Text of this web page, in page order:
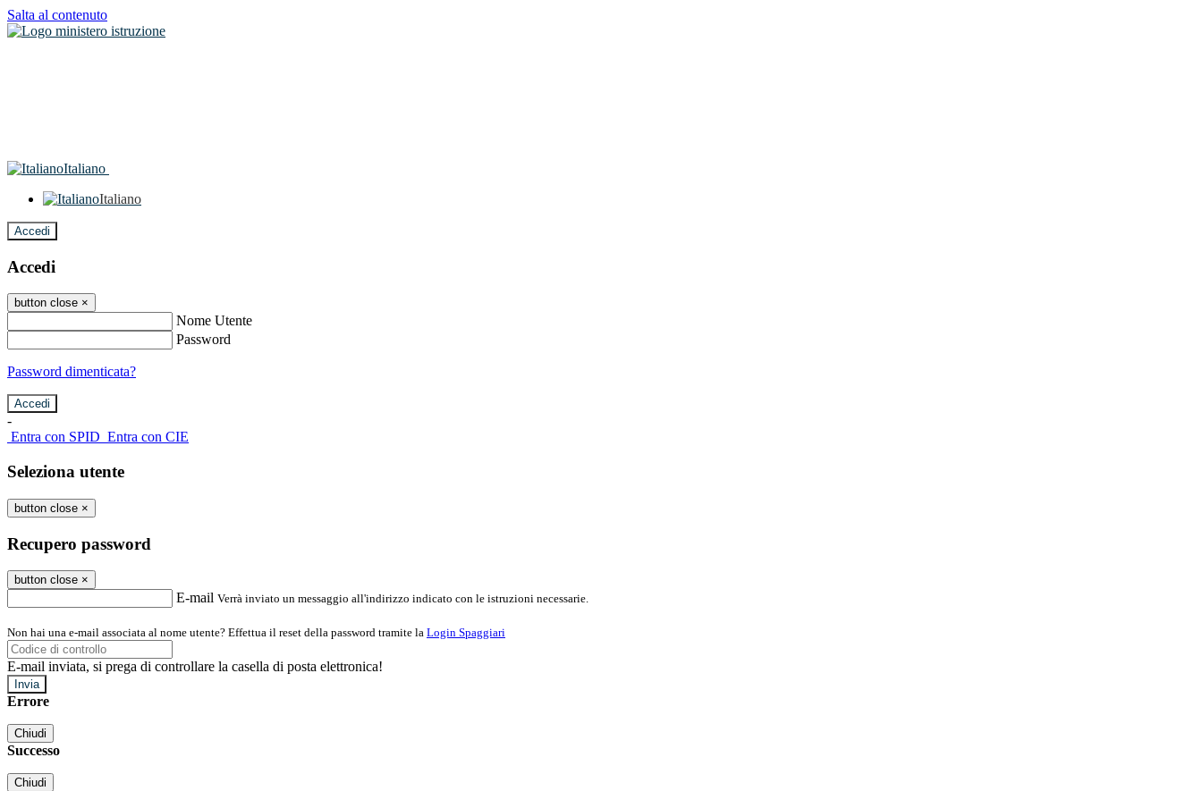
Salta al contenuto
Italiano
Italiano
Accedi
Accedi
button close ×
Nome Utente
Password
Password dimenticata?
-
Entra con SPID Entra con CIE
Seleziona utente
button close ×
Recupero password
button close ×
E-mail Verrà inviato un messaggio all'indirizzo indicato con le istruzioni necessarie.
Non hai una e-mail associata al nome utente? Effettua il reset della password tramite la Login Spaggiari
E-mail inviata, si prega di controllare la casella di posta elettronica!
Errore
Chiudi
Successo
Chiudi